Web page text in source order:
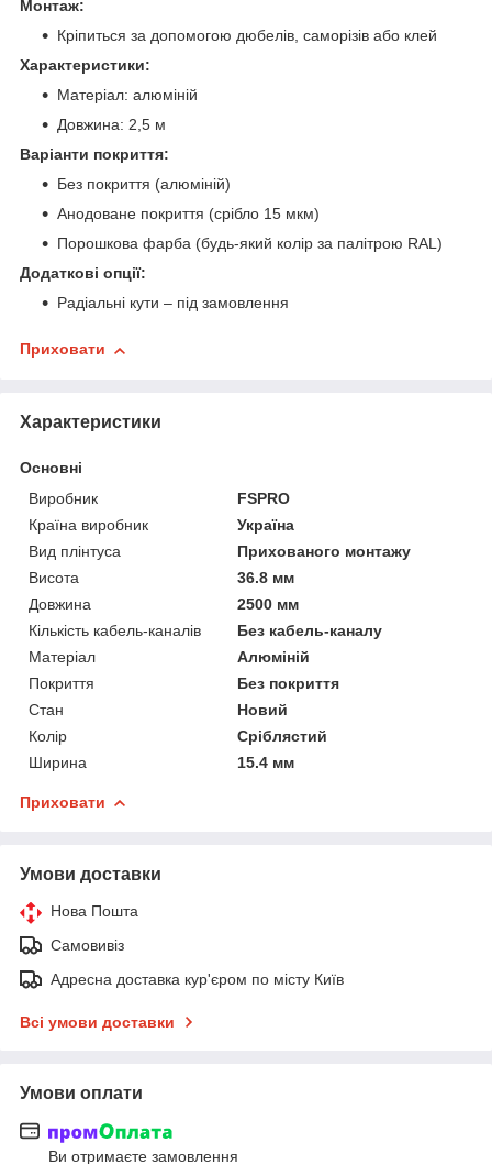
Монтаж:
Кріпиться за допомогою дюбелів, саморізів або клей
Характеристики:
Матеріал: алюміній
Довжина: 2,5 м
Варіанти покриття:
Без покриття (алюміній)
Анодоване покриття (срібло 15 мкм)
Порошкова фарба (будь-який колір за палітрою RAL)
Додаткові опції:
Радіальні кути – під замовлення
Приховати
Характеристики
Основні
Виробник
FSPRO
Країна виробник
Україна
Вид плінтуса
Прихованого монтажу
Висота
36.8 мм
Довжина
2500 мм
Кількість кабель-каналів
Без кабель-каналу
Матеріал
Алюміній
Покриття
Без покриття
Стан
Новий
Колір
Сріблястий
Ширина
15.4 мм
Приховати
Умови доставки
Нова Пошта
Самовивіз
Адресна доставка кур'єром по місту Київ
Всі умови доставки
Умови оплати
Ви отримаєте замовлення